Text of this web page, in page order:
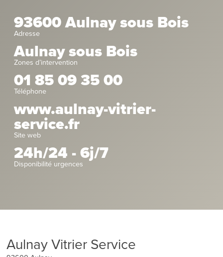
93600 Aulnay sous Bois
Adresse
Aulnay sous Bois
Zones d’intervention
01 85 09 35 00
Téléphone
www.aulnay-vitrier-
service.fr
Site web
24h/24 - 6j/7
Disponibilité urgences
Aulnay Vitrier Service